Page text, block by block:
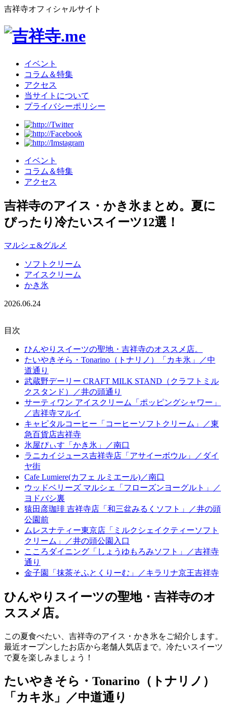
吉祥寺オフィシャルサイト
イベント
コラム＆特集
アクセス
当サイトについて
プライバシーポリシー
イベント
コラム＆特集
アクセス
吉祥寺のアイス・かき氷まとめ。夏に
ぴったり冷たいスイーツ12選！
マルシェ&グルメ
ソフトクリーム
アイスクリーム
かき氷
2026.06.24
目次
ひんやりスイーツの聖地・吉祥寺のオススメ店。
たいやきそら・Tonarino（トナリノ）「カキ氷」／中
道通り
武蔵野デーリー CRAFT MILK STAND（クラフトミル
クスタンド）／井の頭通り
サーティワン アイスクリーム「ポッピングシャワー」
／吉祥寺マルイ
キャピタルコーヒー「コーヒーソフトクリーム」／東
急百貨店吉祥寺
氷屋ぴぃす「かき氷」／南口
ラニカイジュース吉祥寺店「アサイーボウル」／ダイ
ヤ街
Cafe Lumiere(カフェ ルミエール)／南口
ウッドベリーズ マルシェ「フローズンヨーグルト」／
ヨドバシ裏
猿田彦珈琲 吉祥寺店「和三盆みるくソフト」／井の頭
公園前
ムレスナティー東京店「ミルクシェイクティーソフト
クリーム」／井の頭公園入口
こころダイニング「しょうゆもろみソフト」／吉祥寺
通り
金子園「抹茶そふとくりーむ」／キラリナ京王吉祥寺
ひんやりスイーツの聖地・吉祥寺のオ
ススメ店。
この夏食べたい、吉祥寺のアイス・かき氷をご紹介します。
最近オープンしたお店から老舗人気店まで。冷たいスイーツ
で夏を楽しみましょう！
たいやきそら・Tonarino（トナリノ）
「カキ氷」／中道通り